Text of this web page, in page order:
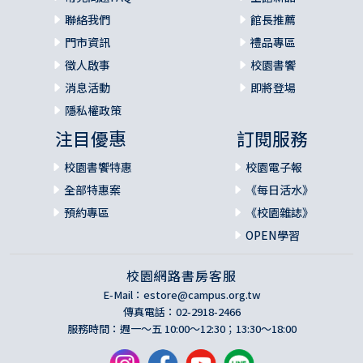
聯絡我們
門市資訊
徵人啟事
消息活動
隱私權政策
館長推薦
禮品專區
校園書饗
即將登場
注目優惠
校園書饗特惠
全部特惠案
預約專區
訂閱服務
校園電子報
《每日活水》
《校園雜誌》
OPEN學習
校園網路書房客服
E-Mail： estore@campus.org.tw
傳真電話：02-2918-2466
服務時間：週一～五 10:00～12:30；13:30～18:00